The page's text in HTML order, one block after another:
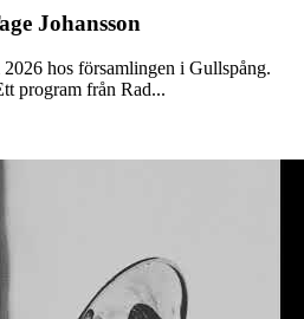
Johansson
hos församlingen i Gullspång.
program från Rad...